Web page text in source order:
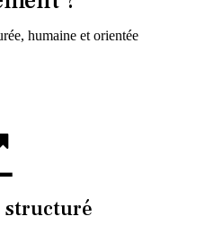
humaine et orientée
structuré